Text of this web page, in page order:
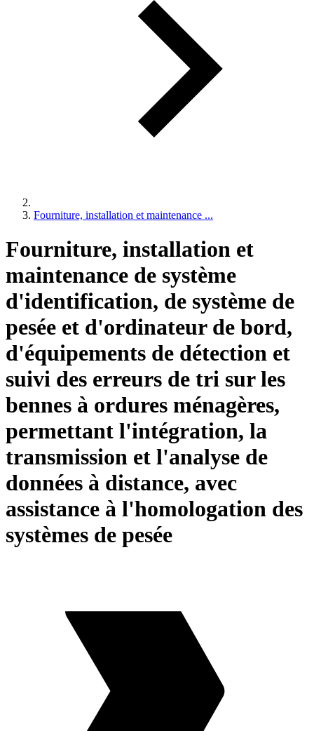
Fourniture, installation et maintenance ...
Fourniture, installation et
maintenance de système
d'identification, de système de
pesée et d'ordinateur de bord,
d'équipements de détection et
suivi des erreurs de tri sur les
bennes à ordures ménagères,
permettant l'intégration, la
transmission et l'analyse de
données à distance, avec
assistance à l'homologation des
systèmes de pesée